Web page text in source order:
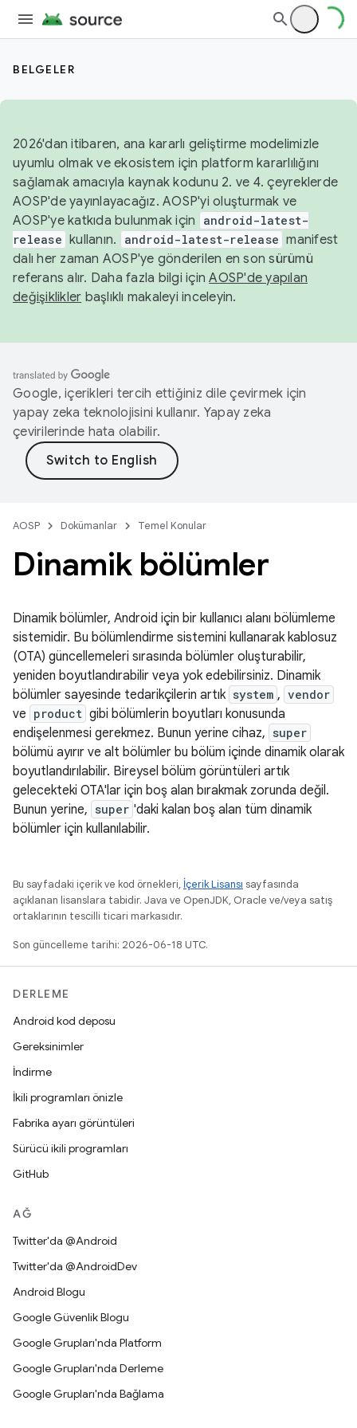
BELGELER
2026'dan itibaren, ana kararlı geliştirme modelimizle
uyumlu olmak ve ekosistem için platform kararlılığını
sağlamak amacıyla kaynak kodunu 2. ve 4. çeyreklerde
AOSP'de yayınlayacağız. AOSP'yi oluşturmak ve
AOSP'ye katkıda bulunmak için
android-latest-
release kullanın. android-latest-release manifest
dalı her zaman AOSP'ye gönderilen en son sürümü
referans alır. Daha fazla bilgi içinAOSP'de yapılan
değişiklikler başlıklı makaleyi inceleyin.
Google, içerikleri tercih ettiğiniz dile çevirmek için
yapay zeka teknolojisini kullanır. Yapay zeka
çevirilerinde hata olabilir.
AOSP Dokümanlar Temel Konular
Dinamik bölümler
Dinamik bölümler, Android için bir kullanıcı alanı bölümleme
sistemidir. Bu bölümlendirme sistemini kullanarak kablosuz
(OTA) güncellemeleri sırasında bölümler oluşturabilir,
yeniden boyutlandırabilir veya yok edebilirsiniz. Dinamik
bölümler sayesinde tedarikçilerin artık system , vendor
ve product gibi bölümlerin boyutları konusunda
endişelenmesi gerekmez. Bunun yerine cihaz, super
bölümü ayırır ve alt bölümler bu bölüm içinde dinamik olarak
boyutlandırılabilir. Bireysel bölüm görüntüleri artık
gelecekteki OTA'lar için boş alan bırakmak zorunda değil.
Bunun yerine, super 'daki kalan boş alan tüm dinamik
bölümler için kullanılabilir.
Bu sayfadaki içerik ve kod örnekleri, İçerik Lisansı sayfasında
açıklanan lisanslara tabidir. Java ve OpenJDK, Oracle ve/veya satış
ortaklarının tescilli ticari markasıdır.
Son güncelleme tarihi: 2026-06-18 UTC.
DERLEME
Android kod deposu
Gereksinimler
İndirme
İkili programları önizle
Fabrika ayarı görüntüleri
Sürücü ikili programları
GitHub
AĞ
Twitter'da @Android
Twitter'da @AndroidDev
Android Blogu
Google Güvenlik Blogu
Google Grupları'nda Platform
Google Grupları'nda Derleme
Google Grupları'nda Bağlama